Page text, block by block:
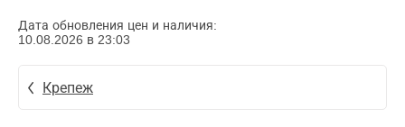
Дата обновления цен и наличия:
10.08.2026 в 23:03
Крепеж